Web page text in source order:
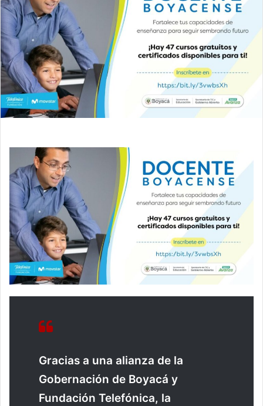
Gracias a una alianza de la
Gobernación de Boyacá y
Fundación Telefónica, la